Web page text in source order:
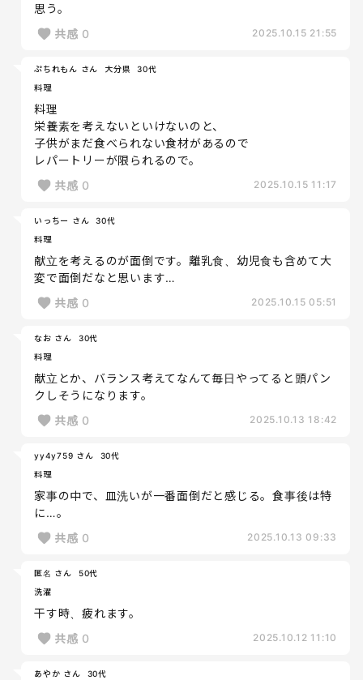
思う。
共感 0 2025.10.15 21:55
ぷちれもん さん 大分県
30代
料理
料理
栄養素を考えないといけないのと、
子供がまだ食べられない食材があるので
レパートリーが限られるので。
共感 0 2025.10.15 11:17
いっちー さん
30代
料理
献立を考えるのが面倒です。離乳食、幼児食も含めて大
変で面倒だなと思います…
共感 0 2025.10.15 05:51
なお さん
30代
料理
献立とか、バランス考えてなんて毎日やってると頭パン
クしそうになります。
共感 0 2025.10.13 18:42
yy4y759 さん
30代
料理
家事の中で、皿洗いが一番面倒だと感じる。食事後は特
に…。
共感 0 2025.10.13 09:33
匿名 さん
50代
洗濯
干す時、疲れます。
共感 0 2025.10.12 11:10
あやか さん
30代